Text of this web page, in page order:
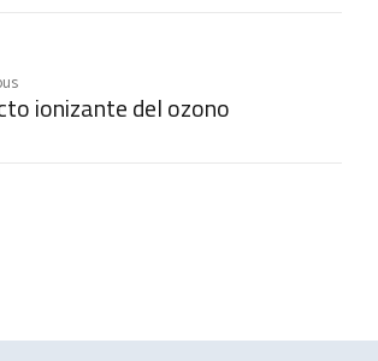
ionizante del ozono